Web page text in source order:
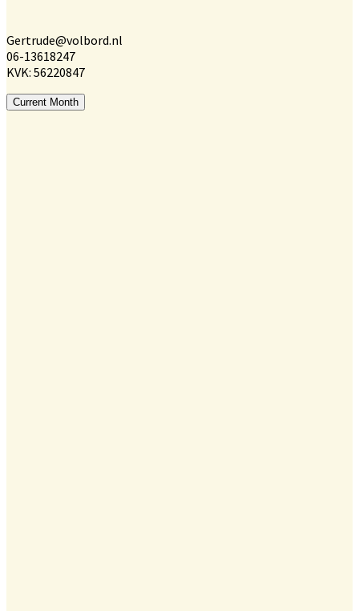
Gertrude@volbord.nl
06-13618247
KVK: 56220847
Current Month